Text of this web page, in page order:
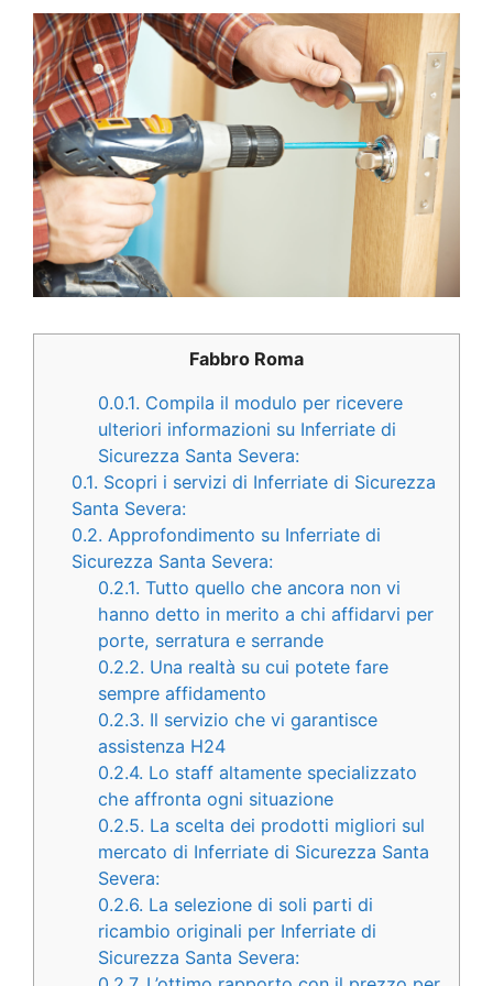
Fabbro Roma
0.0.1. Compila il modulo per ricevere
ulteriori informazioni su Inferriate di
Sicurezza Santa Severa:
0.1. Scopri i servizi di Inferriate di Sicurezza
Santa Severa:
0.2. Approfondimento su Inferriate di
Sicurezza Santa Severa:
0.2.1. Tutto quello che ancora non vi
hanno detto in merito a chi affidarvi per
porte, serratura e serrande
0.2.2. Una realtà su cui potete fare
sempre affidamento
0.2.3. Il servizio che vi garantisce
assistenza H24
0.2.4. Lo staff altamente specializzato
che affronta ogni situazione
0.2.5. La scelta dei prodotti migliori sul
mercato di Inferriate di Sicurezza Santa
Severa:
0.2.6. La selezione di soli parti di
ricambio originali per Inferriate di
Sicurezza Santa Severa: